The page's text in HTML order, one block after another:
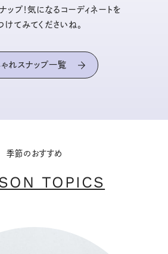
ップ！気になるコーディネートを
けてみてくださいね。
ゃれスナップ一覧
季節のおすすめ
TOPICS